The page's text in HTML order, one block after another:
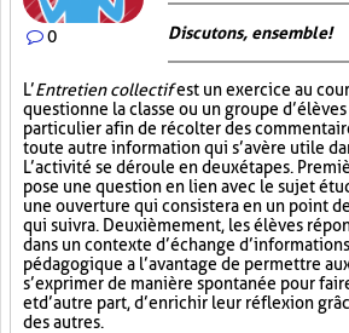
0 Discutons, ensemble!
L’Entretien collectifest un exercice au
questionne la classe ou un groupe
particulier afin de récolter des
toute autre information qui s’avère utile
L’activité se déroule en deux étapes.
pose une question en lien avec le sujet
une ouverture qui consistera en un point
qui suivra. Deuxièmement, les élèves
dans un contexte d’échange
pédagogique a l’avantage de permettre
s’exprimer de manière spontanée pour
et d’autre part, d’enrichir leur réflexion
des autres.